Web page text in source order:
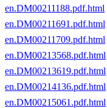
en.DM00211188.pdf.html
en.DM00211691.pdf.html
en.DM00211709.pdf.html
en.DM00213568.pdf.html
en.DM00213619.pdf.html
en.DM00214136.pdf.html
en.DM00215061.pdf.html